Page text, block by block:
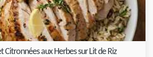
Citronnées aux Herbes sur Lit de Riz